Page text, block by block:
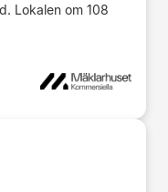
Lokalen om 108